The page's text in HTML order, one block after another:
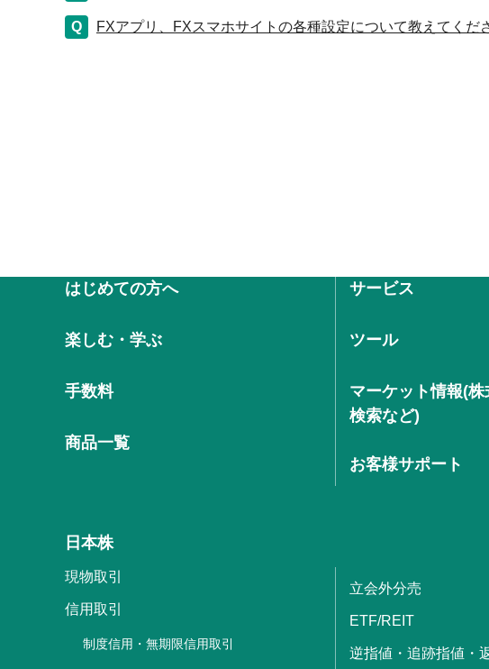
FXアプリ、FXスマホサイトの各種設定について教えてくだ
はじめての方へ
楽しむ・学ぶ
手数料
商品一覧
サービス
ツール
マーケット情報(
検索など)
お客様サポート
日本株
現物取引
信用取引
制度信用・無期限信用取引
立会外分売
ETF/REIT
逆指値・追跡指値・